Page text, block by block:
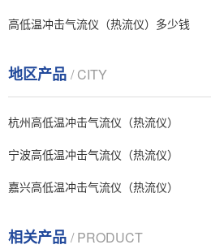
高低温冲击气流仪（热流仪）多少钱
地区产品 / CITY
杭州高低温冲击气流仪（热流仪）
宁波高低温冲击气流仪（热流仪）
嘉兴高低温冲击气流仪（热流仪）
相关产品 / PRODUCT